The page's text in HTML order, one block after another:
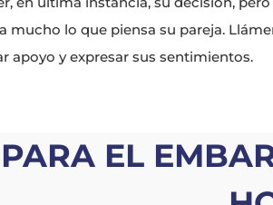
mucho lo que piensa su pareja.
apoyo y expresar sus sentimientos.
EL